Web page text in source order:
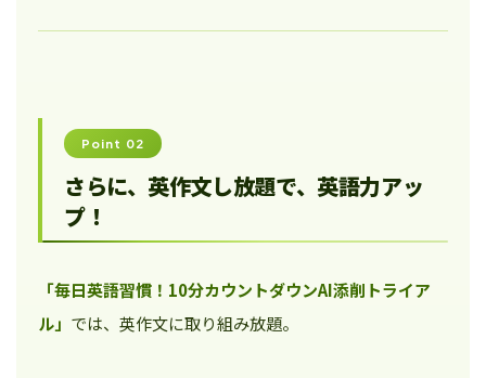
Point 02
さらに、英作文し放題で、英語力アッ
プ！
「毎日英語習慣！10分カウントダウンAI添削トライア
ル」 では、英作文に取り組み放題。